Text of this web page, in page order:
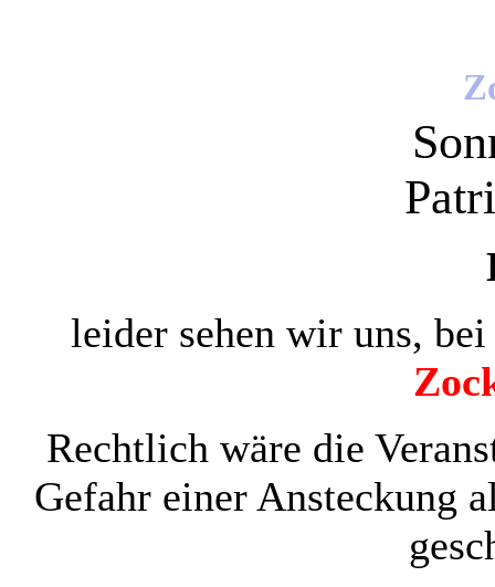
leider sehen wir uns,
Rechtlich wäre die
Gefahr einer Ansteckung